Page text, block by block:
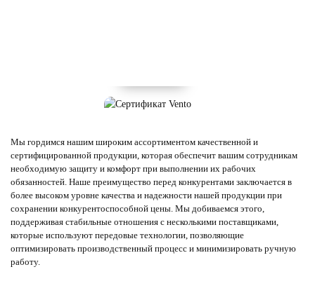
Мы гордимся нашим широким ассортиментом качественной и
сертифицированной продукции, которая обеспечит вашим сотрудникам
необходимую защиту и комфорт при выполнении их рабочих
обязанностей. Наше преимущество перед конкурентами заключается в
более высоком уровне качества и надежности нашей продукции при
сохранении конкурентоспособной цены. Мы добиваемся этого,
поддерживая стабильные отношения с несколькими поставщиками,
которые используют передовые технологии, позволяющие
оптимизировать производственный процесс и минимизировать ручную
работу.